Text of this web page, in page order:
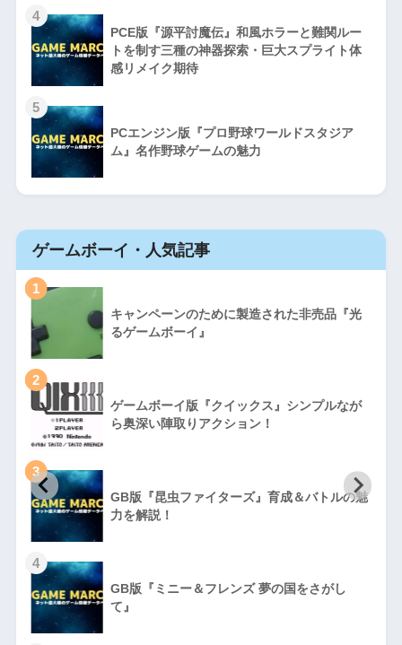
4
PCE版『源平討魔伝』和風ホラーと難関ルー
トを制す三種の神器探索・巨大スプライト体
感リメイク期待
5
PCエンジン版『プロ野球ワールドスタジア
ム』名作野球ゲームの魅力
ゲームボーイ・人気記事
1
キャンペーンのために製造された非売品『光
るゲームボーイ』
2
ゲームボーイ版『クイックス』シンプルなが
ら奥深い陣取りアクション！
3
GB版『昆虫ファイターズ』育成＆バトルの魅
力を解説！
4
GB版『ミニー＆フレンズ 夢の国をさがし
て』